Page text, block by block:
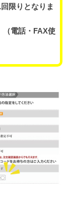
限りとなりま
（電話・FAX使